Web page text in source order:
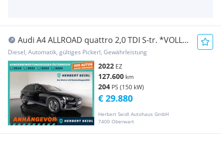
Audi A4 ALLROAD quattro 2,0 TDI S-tr. *VOLL-
LED MIT ...
Diesel, Automatik, gültiges Pickerl, Gewährleistung
2022 EZ
127.600 km
204 PS (150 kW)
Herbert Seidl Autohaus GmbH
7400 Oberwart
€ 29.880